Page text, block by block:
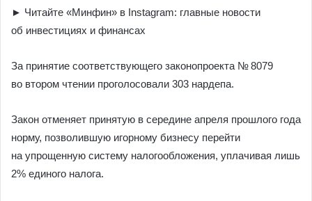
► Читайте «Минфин» в Instagram: главные новости
об инвестициях и финансах
За принятие соответствующего законопроекта № 8079
во втором чтении проголосовали 303 нардепа.
Закон отменяет принятую в середине апреля прошлого года
норму, позволившую игорному бизнесу перейти
на упрощенную систему налогообложения, уплачивая лишь
2% единого налога.